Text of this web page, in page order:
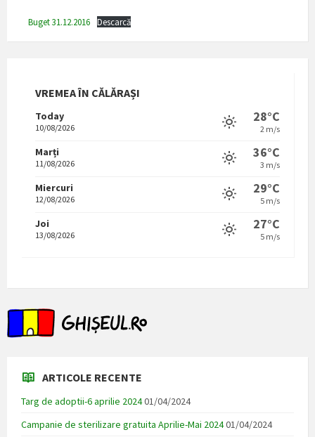
Buget 31.12.2016 Descarcă
VREMEA ÎN CĂLĂRAȘI
Today
10/08/2026
28°C
2 m/s
Marți
11/08/2026
36°C
3 m/s
Miercuri
12/08/2026
29°C
5 m/s
Joi
13/08/2026
27°C
5 m/s
ARTICOLE RECENTE
Targ de adoptii-6 aprilie 202401/04/2024
Campanie de sterilizare gratuita Aprilie-Mai 202401/04/2024